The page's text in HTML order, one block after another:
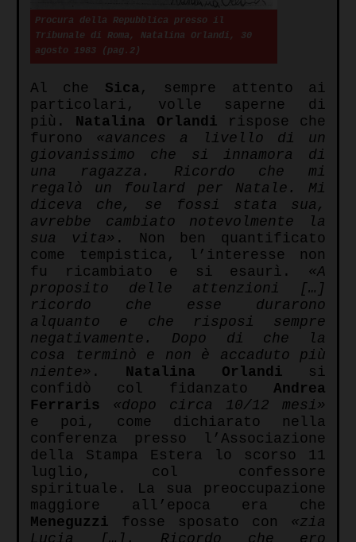
Procura della Repubblica presso il
Tribunale di Roma, Natalina Orlandi, 30
agosto 1983 (pag.2)
Al che Sica , sempre attento ai
particolari, volle saperne di
più. Natalina Orlandi rispose che
furono «avances a livello di un
giovanissimo che si innamora di
una ragazza. Ricordo che mi
regalò un foulard per Natale. Mi
diceva che, se fossi stata sua,
avrebbe cambiato notevolmente la
sua vita» .
Non ben quantificato
come tempistica, l’interesse non
fu ricambiato e si esaurì. «A
proposito delle attenzioni […]
ricordo che esse durarono
alquanto e che risposi sempre
negativamente. Dopo di che la
cosa terminò e non è accaduto più
niente» . Natalina Orlandi si
confidò col fidanzato Andrea
Ferraris «dopo circa 10/12 mesi»
e poi, come dichiarato nella
conferenza presso l’Associazione
della Stampa Estera lo scorso 11
luglio, col confessore
spirituale.
La sua preoccupazione
maggiore all’epoca era che
Meneguzzi
fosse sposato con «zia